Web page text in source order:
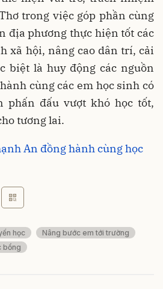
trong việc góp phần cùng
địa phương thực hiện tốt các
xã hội, nâng cao dân trí, cải
biệt là huy động các nguồn
cùng các em học sinh có
phấn đấu vượt khó học tốt,
tương lai.
An đồng hành cùng học
học
Nâng bước em tới trường
bổng